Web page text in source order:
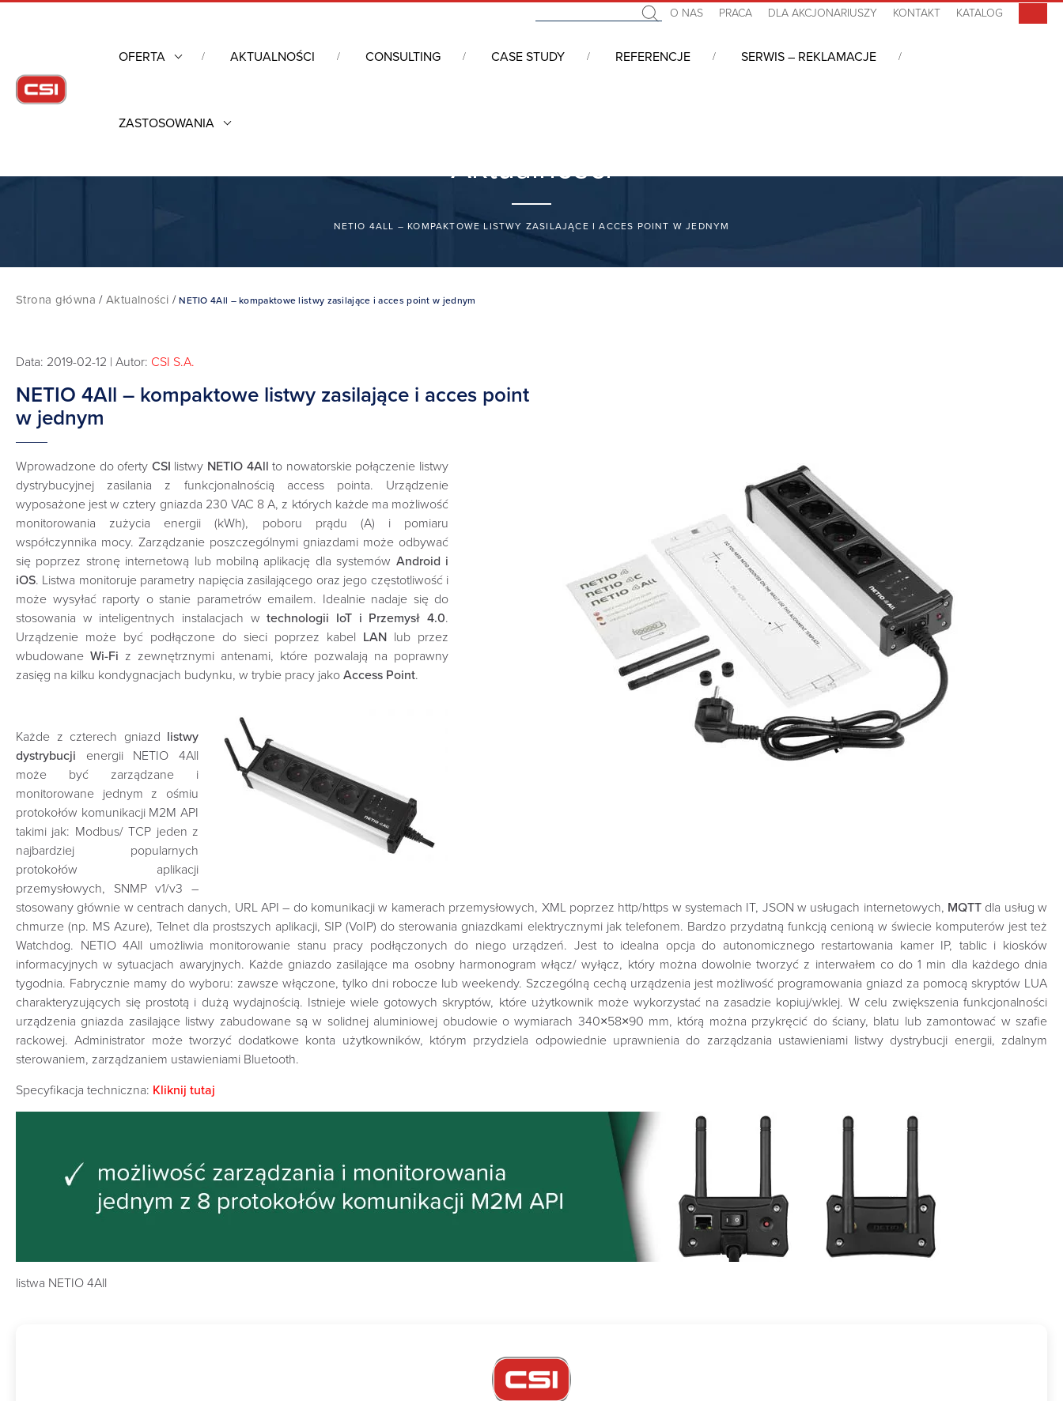
O NAS PRACA DLA AKCJONARIUSZY KONTAKT KATALOG
OFERTA AKTUALNOŚCI CONSULTING CASE STUDY REFERENCJE SERWIS – REKLAMACJE
ZASTOSOWANIA
Aktualności
NETIO 4ALL – KOMPAKTOWE LISTWY ZASILAJĄCE I ACCES POINT W JEDNYM
Strona główna / Aktualności /NETIO 4All – kompaktowe listwy zasilające i acces point w jednym
Data: 2019-02-12 | Autor: CSI S.A.
NETIO 4All – kompaktowe listwy zasilające i acces point
w jednym
Wprowadzone do oferty CSI listwy NETIO 4All to nowatorskie połączenie listwy
dystrybucyjnej zasilania z funkcjonalnością access pointa. Urządzenie
wyposażone jest w cztery gniazda 230 VAC 8 A, z których każde ma możliwość
monitorowania zużycia energii (kWh), poboru prądu (A) i pomiaru
współczynnika mocy. Zarządzanie poszczególnymi gniazdami może odbywać
się poprzez stronę internetową lub mobilną aplikację dla systemów Android i
iOS. Listwa monitoruje parametry napięcia zasilającego oraz jego częstotliwość i
może wysyłać raporty o stanie parametrów emailem. Idealnie nadaje się do
stosowania w inteligentnych instalacjach wtechnologii IoT i Przemysł 4.0.
Urządzenie może być podłączone do sieci poprzez kabel LAN lub przez
wbudowane Wi-Fi z zewnętrznymi antenami, które pozwalają na poprawny
zasięg na kilku kondygnacjach budynku, w trybie pracy jako Access Point.
Każde z czterech gniazd listwy
dystrybucji energii NETIO 4All
może być zarządzane i
monitorowane jednym z ośmiu
protokołów komunikacji M2M API
takimi jak: Modbus/ TCP jeden z
najbardziej popularnych
protokołów aplikacji
przemysłowych, SNMP v1/v3 –
stosowany głównie w centrach danych, URL API – do komunikacji w kamerach przemysłowych, XML poprzez http/https w systemach IT, JSON w usługach internetowych, MQTTdla usług w
chmurze (np. MS Azure), Telnet dla prostszych aplikacji, SIP (VoIP) do sterowania gniazdkami elektrycznymi jak telefonem. Bardzo przydatną funkcją cenioną w świecie komputerów jest też
Watchdog. NETIO 4All umożliwia monitorowanie stanu pracy podłączonych do niego urządzeń. Jest to idealna opcja do autonomicznego restartowania kamer IP, tablic i kiosków
informacyjnych w sytuacjach awaryjnych. Każde gniazdo zasilające ma osobny harmonogram włącz/ wyłącz, który można dowolnie tworzyć z interwałem co do 1 min dla każdego dnia
tygodnia. Fabrycznie mamy do wyboru: zawsze włączone, tylko dni robocze lub weekendy. Szczególną cechą urządzenia jest możliwość programowania gniazd za pomocą skryptów LUA
charakteryzujących się prostotą i dużą wydajnością. Istnieje wiele gotowych skryptów, które użytkownik może wykorzystać na zasadzie kopiuj/wklej. W celu zwiększenia funkcjonalności
urządzenia gniazda zasilające listwy zabudowane są w solidnej aluminiowej obudowie o wymiarach 340×58×90 mm, którą można przykręcić do ściany, blatu lub zamontować w szafie
rackowej. Administrator może tworzyć dodatkowe konta użytkowników, którym przydziela odpowiednie uprawnienia do zarządzania ustawieniami listwy dystrybucji energii, zdalnym
sterowaniem, zarządzaniem ustawieniami Bluetooth.
Specyfikacja techniczna: Kliknij tutaj
listwa NETIO 4All